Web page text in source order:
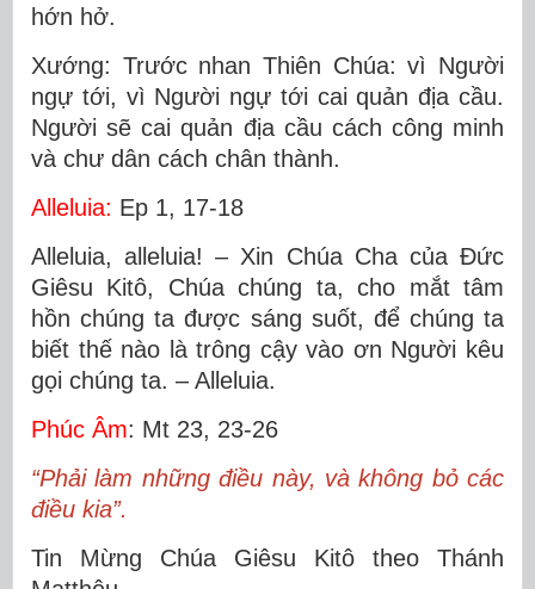
hớn hở.
Xướng: Trước nhan Thiên Chúa: vì Người
ngự tới, vì Người ngự tới cai quản địa cầu.
Người sẽ cai quản địa cầu cách công minh
và chư dân cách chân thành.
Alleluia: Ep 1, 17-18
Alleluia, alleluia! – Xin Chúa Cha của Ðức
Giêsu Kitô, Chúa chúng ta, cho mắt tâm
hồn chúng ta được sáng suốt, để chúng ta
biết thế nào là trông cậy vào ơn Người kêu
gọi chúng ta. – Alleluia.
Phúc Âm: Mt 23, 23-26
“Phải làm những điều này, và không bỏ các
điều kia”.
Tin Mừng Chúa Giêsu Kitô theo Thánh